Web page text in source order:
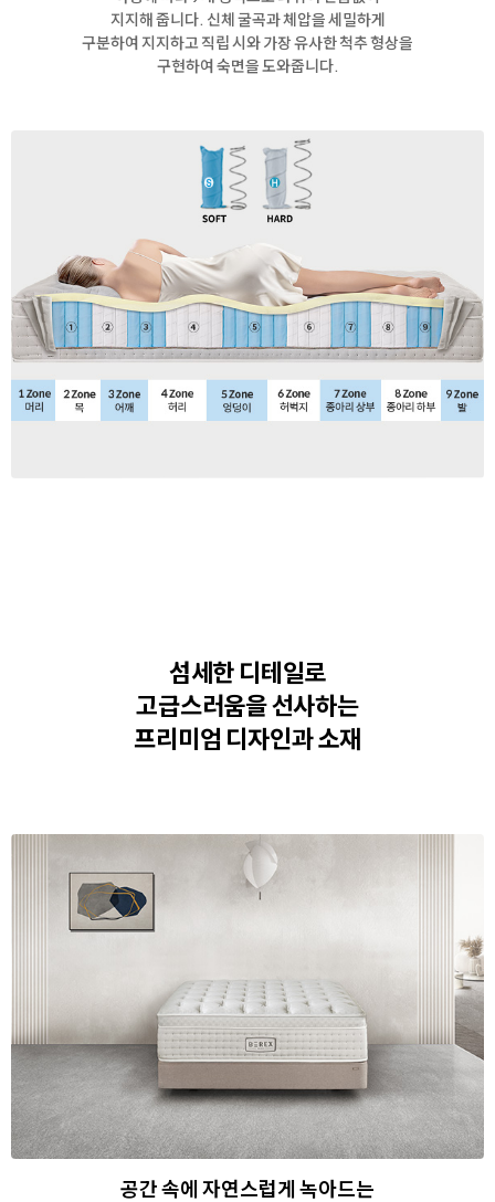
지지해 줍니다. 신체 굴곡과 체압을 세밀하게
구분하여 지지하고 직립 시와 가장 유사한 척추 형상을
구현하여 숙면을 도와줍니다.
섬세한 디테일로
고급스러움을 선사하는
프리미엄 디자인과 소재
공간 속에 자연스럽게 녹아드는